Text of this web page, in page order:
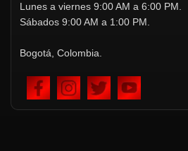
Lunes a viernes 9:00 AM a 6:00 PM.
Sábados 9:00 AM a 1:00 PM.
Bogotá, Colombia.